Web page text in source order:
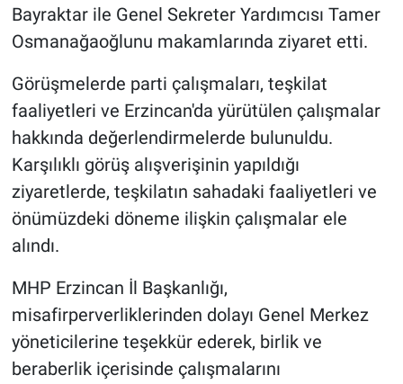
Bayraktar ile Genel Sekreter Yardımcısı Tamer
Osmanağaoğlunu makamlarında ziyaret etti.
Görüşmelerde parti çalışmaları, teşkilat
faaliyetleri ve Erzincan'da yürütülen çalışmalar
hakkında değerlendirmelerde bulunuldu.
Karşılıklı görüş alışverişinin yapıldığı
ziyaretlerde, teşkilatın sahadaki faaliyetleri ve
önümüzdeki döneme ilişkin çalışmalar ele
alındı.
MHP Erzincan İl Başkanlığı,
misafirperverliklerinden dolayı Genel Merkez
yöneticilerine teşekkür ederek, birlik ve
beraberlik içerisinde çalışmalarını